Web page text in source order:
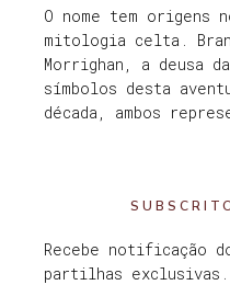
O nome tem origens
mitologia celta.
Morrighan, a deusa
símbolos desta
década, ambos
Recebe notificação
partilhas exclusivas.